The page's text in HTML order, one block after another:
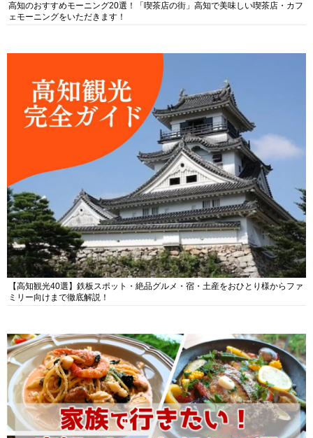
高知のおすすめモーニング20選！「喫茶店の街」高知で美味しい喫茶店・カフ
ェモーニングをいただきます！
【高知観光40選】鉄板スポット・絶品グルメ・宿・土産をおひとり様からファ
ミリー向けまで徹底解説！